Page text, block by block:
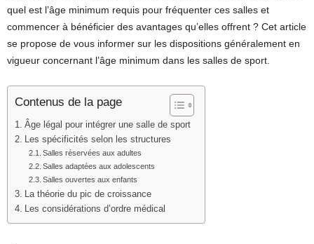
quel est l’âge minimum requis pour fréquenter ces salles et
commencer à bénéficier des avantages qu’elles offrent ? Cet article
se propose de vous informer sur les dispositions généralement en
vigueur concernant l’âge minimum dans les salles de sport.
Contenus de la page
Âge légal pour intégrer une salle de sport
Les spécificités selon les structures
Salles réservées aux adultes
Salles adaptées aux adolescents
Salles ouvertes aux enfants
La théorie du pic de croissance
Les considérations d’ordre médical